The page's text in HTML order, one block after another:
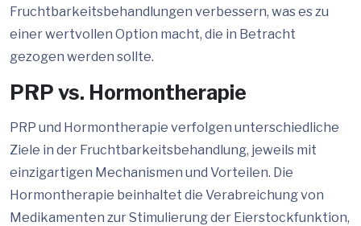
Fruchtbarkeitsbehandlungen verbessern, was es zu
einer wertvollen Option macht, die in Betracht
gezogen werden sollte.
PRP vs. Hormontherapie
PRP und Hormontherapie verfolgen unterschiedliche
Ziele in der Fruchtbarkeitsbehandlung, jeweils mit
einzigartigen Mechanismen und Vorteilen. Die
Hormontherapie beinhaltet die Verabreichung von
Medikamenten zur Stimulierung der Eierstockfunktion,